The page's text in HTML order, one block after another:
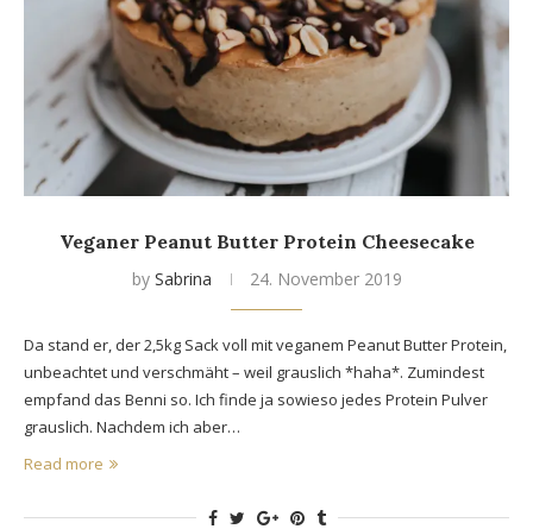
Veganer Peanut Butter Protein Cheesecake
by Sabrina 24. November 2019
Da stand er, der 2,5kg Sack voll mit veganem Peanut Butter Protein,
unbeachtet und verschmäht – weil grauslich *haha*. Zumindest
empfand das Benni so. Ich finde ja sowieso jedes Protein Pulver
grauslich. Nachdem ich aber…
Read more